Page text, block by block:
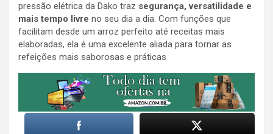
pressão elétrica da Dako traz segurança, versatilidade e
mais tempo livre no seu dia a dia. Com funções que
facilitam desde um arroz perfeito até receitas mais
elaboradas, ela é uma excelente aliada para tornar as
refeições mais saborosas e práticas